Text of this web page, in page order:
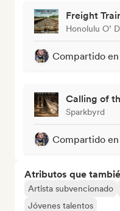
Freight
Honolulu O’
Compartido en
Calling of
Sparkbyrd
Compartido en
Atributos que
Artista subvencionado
Jóvenes talentos